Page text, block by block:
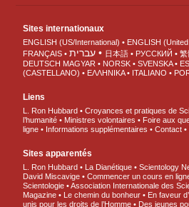
Sites internationaux
ENGLISH (US/International) ENGLISH
FRANÇAIS
עברית 日本語 РУССКИЙ 繁
DEUTSCH MAGYAR NORSK SVENSKA
(CASTELLANO)
ΕΛΛΗΝΙΚA ITALIANO
Liens
L. Ron Hubbard Croyances et pratiques de
l’humanité
Ministres volontaires Foire aux
ligne
Informations supplémentaires Contact
Sites apparentés
L. Ron Hubbard La Dianétique Scientology
David Miscavige
Commencer un cours en
Scientologie
Association Internationale des
Magazine
Le chemin du bonheur En faveur
unis pour les droits de l’Homme
Des jeunes